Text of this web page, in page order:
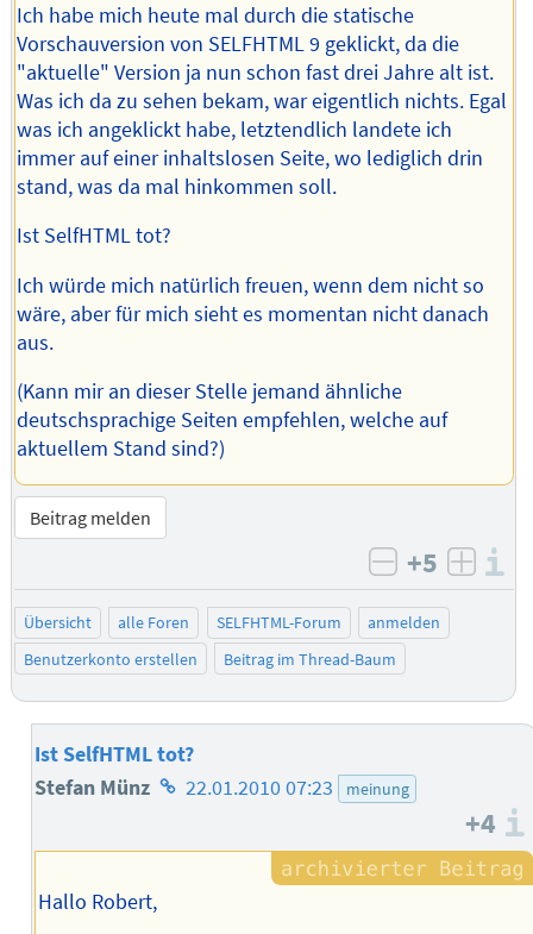
Ich habe mich heute mal durch die statische
Vorschauversion von SELFHTML 9 geklickt, da die
"aktuelle" Version ja nun schon fast drei Jahre alt ist.
Was ich da zu sehen bekam, war eigentlich nichts. Egal
was ich angeklickt habe, letztendlich landete ich
immer auf einer inhaltslosen Seite, wo lediglich drin
stand, was da mal hinkommen soll.
Ist SelfHTML tot?
Ich würde mich natürlich freuen, wenn dem nicht so
wäre, aber für mich sieht es momentan nicht danach
aus.
(Kann mir an dieser Stelle jemand ähnliche
deutschsprachige Seiten empfehlen, welche auf
aktuellem Stand sind?)
Beitrag melden
negativ
+5
Übersicht alle Foren SELFHTML-Forum
anmelden
Benutzerkonto erstellen
Beitrag im Thread-Baum
Ist SelfHTML tot?
Stefan Münz Homepage
Autors
22.01.2010 07:23 meinung
+4
Hallo Robert,